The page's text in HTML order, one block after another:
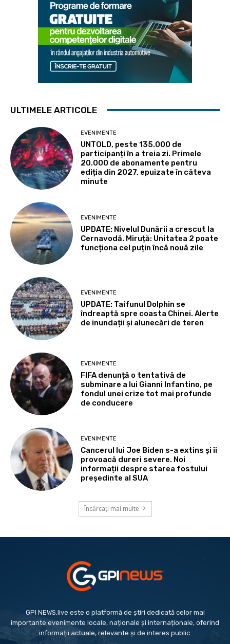
ULTIMELE ARTICOLE
EVENIMENTE
UNTOLD, peste 135.000 de
participanți în a treia zi. Primele
20.000 de abonamente pentru
ediția din 2027, epuizate în câteva
minute
EVENIMENTE
UPDATE: Nivelul Dunării a crescut la
Cernavodă. Miruță: Unitatea 2 poate
funcționa cel puțin încă nouă zile
EVENIMENTE
UPDATE: Taifunul Dolphin se
îndreaptă spre coasta Chinei. Alerte
de inundații și alunecări de teren
EVENIMENTE
FIFA denunță o tentativă de
subminare a lui Gianni Infantino, pe
fondul unei crize tot mai profunde
de conducere
EVENIMENTE
Cancerul lui Joe Biden s-a extins și îi
provoacă dureri severe. Noi
informații despre starea fostului
președinte al SUA
Încărcați mai multe
GPI NEWS.live este o platformă de știri dedicată celor mai
importante evenimente locale, naționale și internaționale, oferind
informații actuale, relevante și de interes public.